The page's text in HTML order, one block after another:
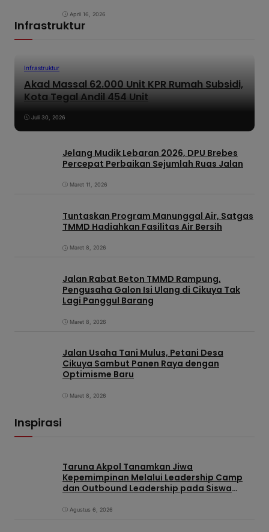
April 16, 2026
Infrastruktur
Infrastruktur
Akad Massal 62.000 Unit KPR Rumah Subsidi,
Kota Tegal Andil 454 Unit
Juli 30, 2026
Jelang Mudik Lebaran 2026, DPU Brebes
Percepat Perbaikan Sejumlah Ruas Jalan
Maret 11, 2026
Tuntaskan Program Manunggal Air, Satgas
TMMD Hadiahkan Fasilitas Air Bersih
Maret 8, 2026
Jalan Rabat Beton TMMD Rampung,
Pengusaha Galon Isi Ulang di Cikuya Tak
Lagi Panggul Barang
Maret 8, 2026
Jalan Usaha Tani Mulus, Petani Desa
Cikuya Sambut Panen Raya dengan
Optimisme Baru
Maret 8, 2026
Inspirasi
Taruna Akpol Tanamkan Jiwa
Kepemimpinan Melalui Leadership Camp
dan Outbound Leadership pada Siswa
Agustus 6, 2026